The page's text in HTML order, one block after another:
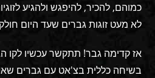
כמוהם, להכיר, להיפגש ולהגיע
לא מעט זוגות גברים שעד היום
אז קדימה גבר! תתקשר עכשיו לקו
בשיחה כללית בצ'אט עם גברים